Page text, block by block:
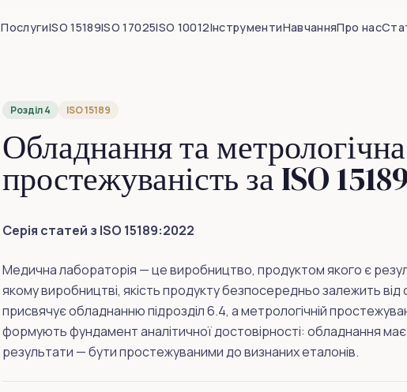
ПослугиISO 15189ISO 17025ISO 10012ІнструментиНавчанняПро нас
Розділ 4 ISO 15189
Обладнання та метрологічна
простежуваність за ISO
Серія статей з ISO 15189:2022
Медична лабораторія — це виробництво, продуктом якого є
якому виробництві, якість продукту безпосередньо залежить від
присвячує обладнанню підрозділ 6.4, а метрологічній
формують фундамент аналітичної достовірності: обладнання
результати — бути простежуваними до визнаних еталонів.